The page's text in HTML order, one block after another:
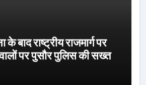
बाद राष्ट्रीय राजमार्ग पर
पर पुसौर पुलिस की सख्त